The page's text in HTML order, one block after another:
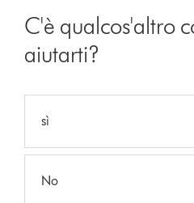
C'è qualcos'altro
aiutarti?
sì
No